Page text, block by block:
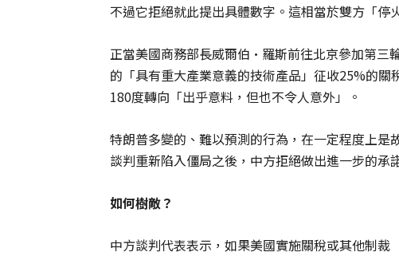
不過它拒絕就此提出具體數字。這相當於雙方「停
正當美國商務部長威爾伯·羅斯前往北京參加第三
的「具有重大產業意義的技術產品」征收25%的
180度轉向「出乎意料，但也不令人意外」。
特朗普多變的、難以預測的行為，在一定程度上
談判重新陷入僵局之後，中方拒絕做出進一步的承
如何樹敵？
中方談判代表表示，如果美國實施關稅或其他制